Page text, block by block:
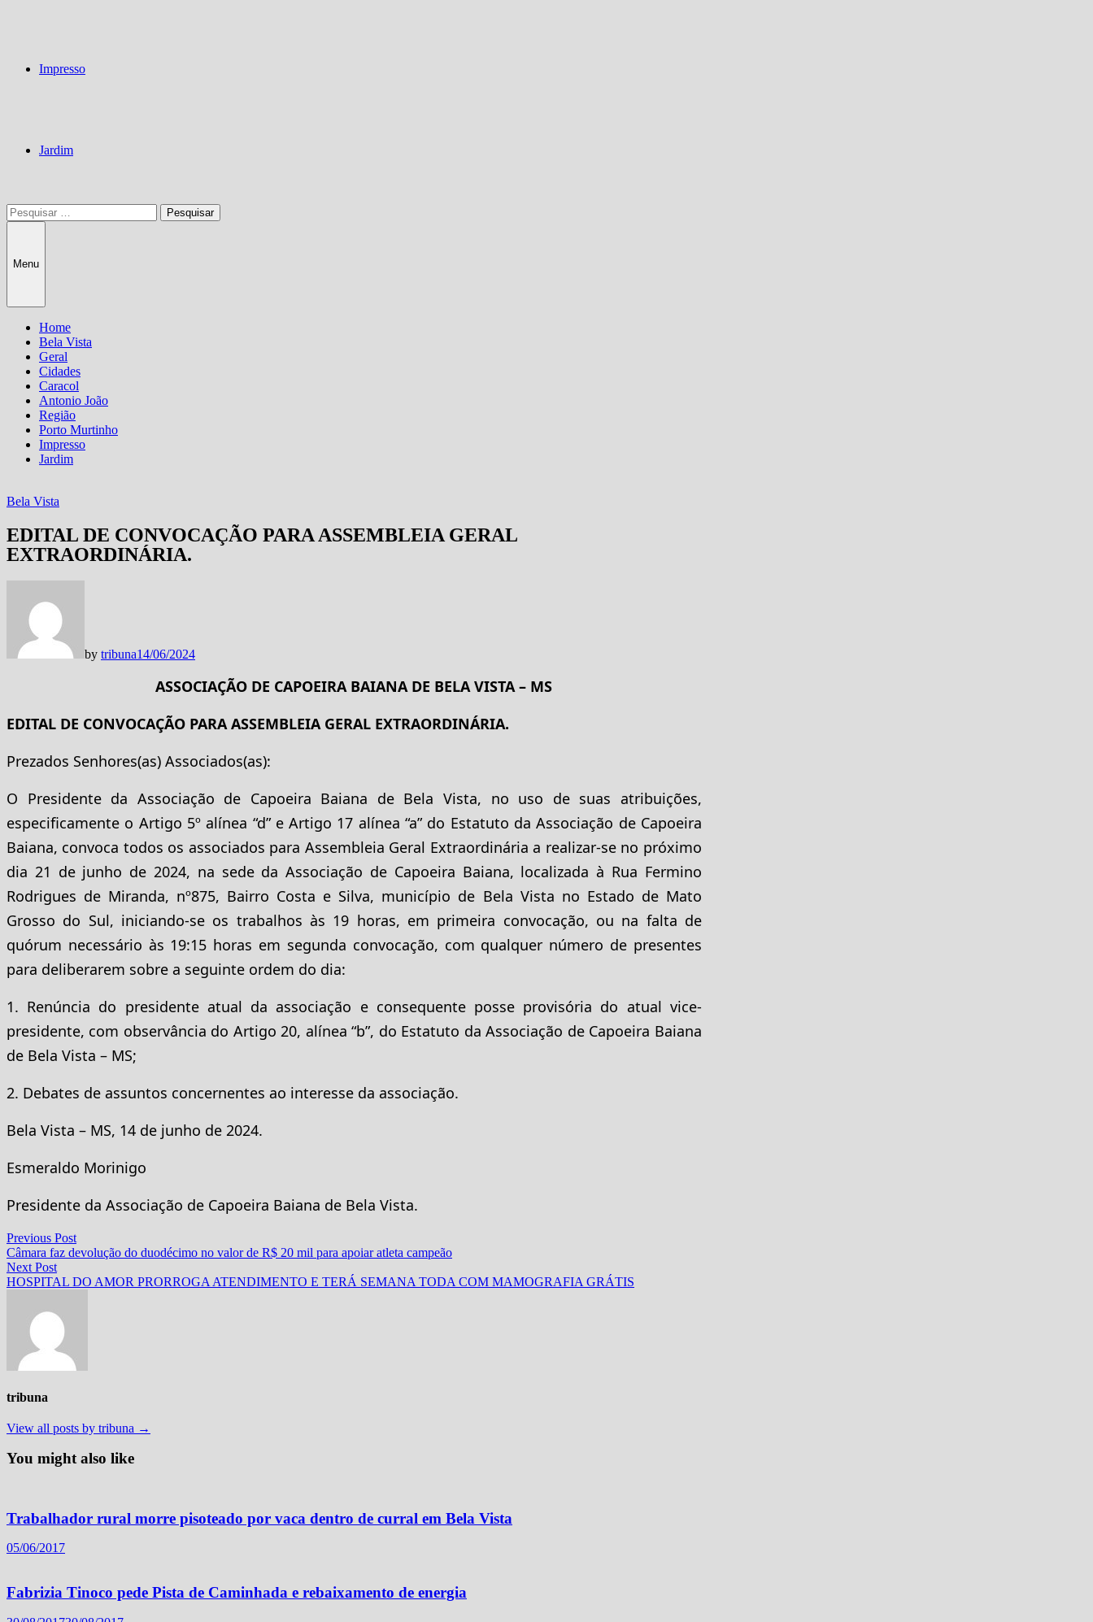
Impresso
Jardim
Pesquisar
por:
Menu
Home
Bela Vista
Geral
Cidades
Caracol
Antonio João
Região
Porto Murtinho
Impresso
Jardim
Bela Vista
EDITAL DE CONVOCAÇÃO PARA ASSEMBLEIA GERAL
EXTRAORDINÁRIA.
by tribuna14/06/2024
ASSOCIAÇÃO DE CAPOEIRA BAIANA DE BELA VISTA – MS
EDITAL DE CONVOCAÇÃO PARA ASSEMBLEIA GERAL EXTRAORDINÁRIA.
Prezados Senhores(as) Associados(as):
O Presidente da Associação de Capoeira Baiana de Bela Vista, no uso de suas atribuições,
especificamente o Artigo 5º alínea “d” e Artigo 17 alínea “a” do Estatuto da Associação de Capoeira
Baiana, convoca todos os associados para Assembleia Geral Extraordinária a realizar-se no próximo
dia 21 de junho de 2024, na sede da Associação de Capoeira Baiana, localizada à Rua Fermino
Rodrigues de Miranda, nº875, Bairro Costa e Silva, município de Bela Vista no Estado de Mato
Grosso do Sul, iniciando-se os trabalhos às 19 horas, em primeira convocação, ou na falta de
quórum necessário às 19:15 horas em segunda convocação, com qualquer número de presentes
para deliberarem sobre a seguinte ordem do dia:
1. Renúncia do presidente atual da associação e consequente posse provisória do atual vice-
presidente, com observância do Artigo 20, alínea “b”, do Estatuto da Associação de Capoeira Baiana
de Bela Vista – MS;
2. Debates de assuntos concernentes ao interesse da associação.
Bela Vista – MS, 14 de junho de 2024.
Esmeraldo Morinigo
Presidente da Associação de Capoeira Baiana de Bela Vista.
Navegação
de
Post
Previous PostPrevious
post:
Câmara faz devolução do duodécimo no valor de R$ 20 mil para apoiar atleta campeão
Next PostNext
post:
HOSPITAL DO AMOR PRORROGA ATENDIMENTO E TERÁ SEMANA TODA COM MAMOGRAFIA GRÁTIS
tribuna
View all posts by tribuna →
You might also like
Trabalhador rural morre pisoteado por vaca dentro de curral em Bela Vista
05/06/2017
Fabrizia Tinoco pede Pista de Caminhada e rebaixamento de energia